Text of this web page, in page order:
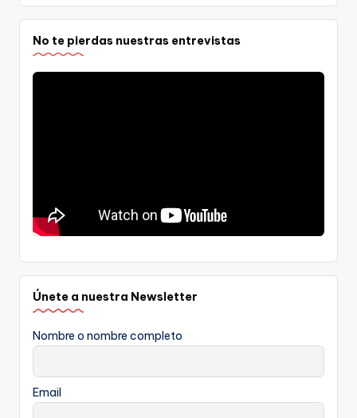
No te pierdas nuestras entrevistas
Únete a nuestra Newsletter
Nombre o nombre completo
Email